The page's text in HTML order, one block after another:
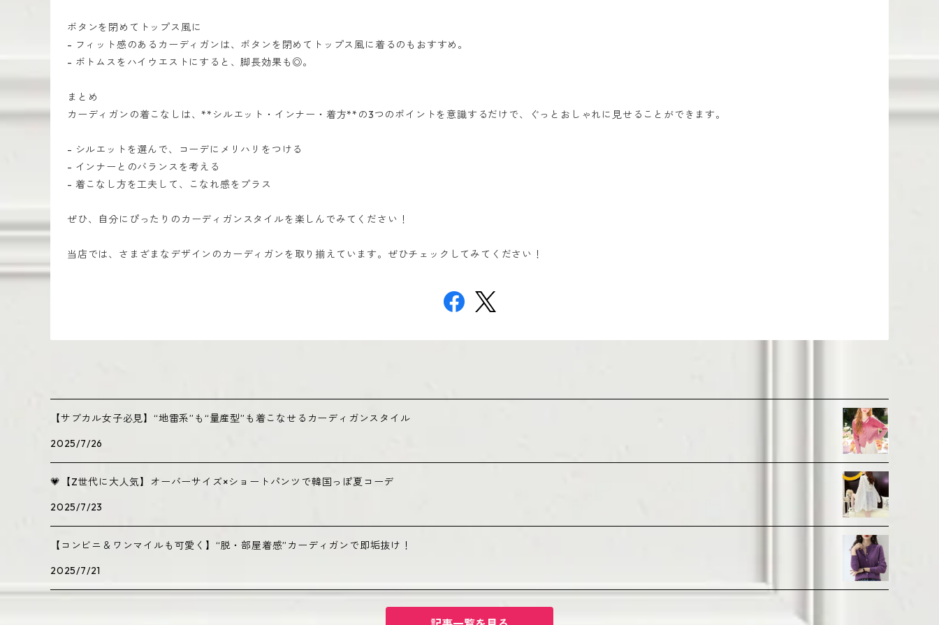
ボタンを閉めてトップス風に
- フィット感のあるカーディガンは、ボタンを閉めてトップス風に着るのもおすすめ。
- ボトムスをハイウエストにすると、脚長効果も◎。
まとめ
カーディガンの着こなしは、**シルエット・インナー・着方**の3つのポイントを意識するだけで、ぐっとおしゃれに見せることができます。
- シルエットを選んで、コーデにメリハリをつける
- インナーとのバランスを考える
- 着こなし方を工夫して、こなれ感をプラス
ぜひ、自分にぴったりのカーディガンスタイルを楽しんでみてください！
当店では、さまざまなデザインのカーディガンを取り揃えています。ぜひチェックしてみてください！
【サブカル女子必見】“地雷系”も“量産型”も着こなせるカーディガンスタイル
2025/7/26
💗【Z世代に大人気】オーバーサイズ×ショートパンツで韓国っぽ夏コーデ
2025/7/23
【コンビニ＆ワンマイルも可愛く】“脱・部屋着感”カーディガンで即垢抜け！
2025/7/21